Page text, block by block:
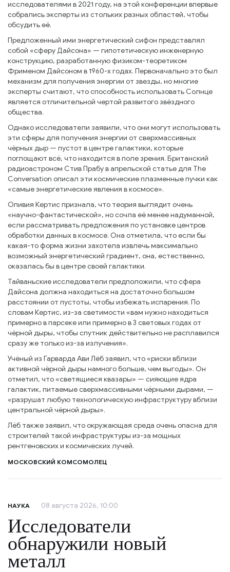
исследователями в 2021 году, на этой конференции впервые
собрались эксперты из стольких разных областей, чтобы
обсудить её.
Предложенный ими энергетический сифон представлял
собой «сферу Дайсона» — гипотетическую инженерную
конструкцию, разработанную физиком-теоретиком
Фрименом Дайсоном в 1960-х годах. Первоначально это был
механизм для получения энергии от звезды, но многие
эксперты считают, что способность использовать Солнце
является отличительной чертой развитого звёздного
общества.
Однако исследователи заявили, что они могут использовать
эти сферы для получения энергии от сверхмассивных
чёрных дыр — пустот в центре галактики, которые
поглощают всё, что находится в поле зрения. Британский
радиоастроном Стив Прабу в апрельской статье для The
Conversation описал эти космические плазменные пучки как
«самые энергетические явления в космосе».
Оливия Кертис признала, что теория выглядит очень
«научно-фантастической», но сочла её менее надуманной,
если рассматривать предложения по установке центров
обработки данных в космосе. Она отметила, что если бы
какая-то форма жизни захотела извлечь максимально
возможный энергетический градиент, она, естественно,
оказалась бы в центре своей галактики.
Тайваньские исследователи предположили, что сфера
Дайсона должна находиться на достаточно большом
расстоянии от пустоты, чтобы избежать испарения. По
словам Кертис, из-за светимости «вам нужно находиться
примерно в парсеке или примерно в 3 световых годах от
чёрной дыры, чтобы спутник действительно не расплавился
сразу же только из-за излучения».
Учёный из Гарварда Ави Лёб заявил, что «риски вблизи
активной чёрной дыры намного больше, чем выгоды». Он
отметил, что «светящиеся квазары» — сияющие ядра
галактик, питаемые сверхмассивными чёрными дырами, —
«разрушат любую технологическую инфраструктуру вблизи
центральной чёрной дыры».
Лёб также заявил, что окружающая среда очень опасна для
строителей такой инфраструктуры из-за мощных
рентгеновских и космических лучей.
МОСКОВСКИЙ КОМСОМОЛЕЦ
НАУКА 08 августа 2026, 10:00
Исследователи
обнаружили новый
металл